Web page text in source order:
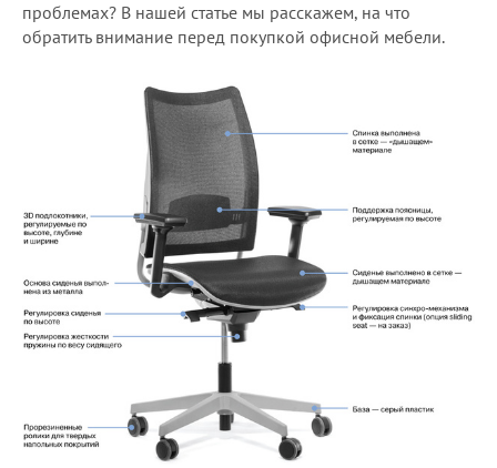
проблемах? В нашей статье мы расскажем, на что
обратить внимание перед покупкой офисной мебели.